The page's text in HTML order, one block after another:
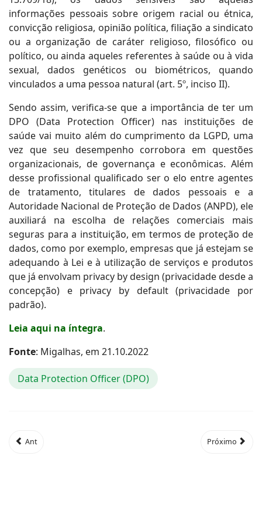
informações pessoais sobre origem racial ou étnica,
convicção religiosa, opinião política, filiação a sindicato
ou a organização de caráter religioso, filosófico ou
político, ou ainda aqueles referentes à saúde ou à vida
sexual, dados genéticos ou biométricos, quando
vinculados a uma pessoa natural (art. 5º, inciso II).
Sendo assim, verifica-se que a importância de ter um
DPO (Data Protection Officer) nas instituições de
saúde vai muito além do cumprimento da LGPD, uma
vez que seu desempenho corrobora em questões
organizacionais, de governança e econômicas. Além
desse profissional qualificado ser o elo entre agentes
de tratamento, titulares de dados pessoais e a
Autoridade Nacional de Proteção de Dados (ANPD), ele
auxiliará na escolha de relações comerciais mais
seguras para a instituição, em termos de proteção de
dados, como por exemplo, empresas que já estejam se
adequando à Lei e à utilização de serviços e produtos
que já envolvam privacy by design (privacidade desde a
concepção) e privacy by default (privacidade por
padrão).
Leia aqui na íntegra.
Fonte: Migalhas, em 21.10.2022
Data Protection Officer (DPO)
Ant Próximo